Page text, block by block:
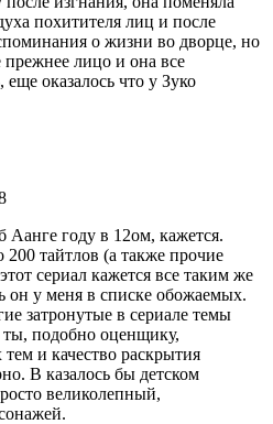
похитителя лиц и после
о жизни во дворце, но
прежнее лицо и она все
оказалось что у Зуко
Аанге году в 12ом, кажется.
тайтлов (а также прочие
сериал кажется все таким же
он у меня в списке обожаемых.
затронутые в сериале темы
подобно оценщику,
и качество раскрытия
В казалось бы детском
великолепный,